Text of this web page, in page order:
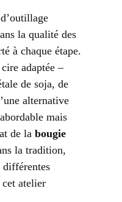
la qualité des
à chaque étape.
adaptée –
de soja, de
alternative
mais
de labougie
la tradition,
différentes
cet atelier